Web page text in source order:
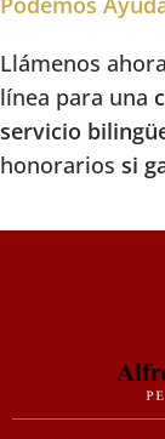
Llámenos
línea para una
servicio
honorarios si